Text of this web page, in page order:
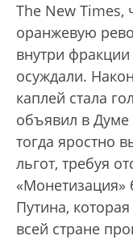
The New Times,
оранжевую
внутри
осуждали.
каплей стала
объявил в Думе
тогда яростно
льгот, требуя
Путина,
всей стране